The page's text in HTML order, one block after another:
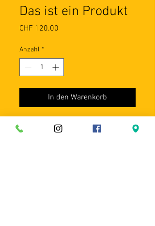
Das ist ein Produkt
CHF 120.00
Anzahl *
In den Warenkorb
Dies ist eine Produktbeschreibung.
Hier können Sie Details zu Ihrem